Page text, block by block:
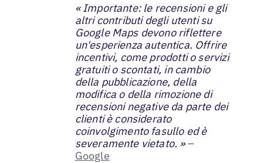
« Importante: le recensioni e gli
altri contributi degli utenti su
Google Maps devono riflettere
un'esperienza autentica. Offrire
incentivi, come prodotti o servizi
gratuiti o scontati, in cambio
della pubblicazione, della
modifica o della rimozione di
recensioni negative da parte dei
clienti è considerato
coinvolgimento fasullo ed è
severamente vietato. »–
Google